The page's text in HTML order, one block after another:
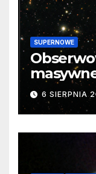
SUPERNOWE
samego
cenne
6 SIERPNIA